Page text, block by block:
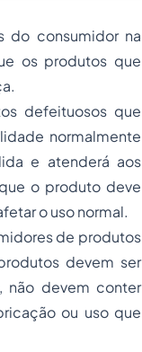
do consumidor na
os produtos que
defeituosos que
normalmente
e atenderá aos
o produto deve
o uso normal.
de produtos
devem ser
não devem conter
ou uso que